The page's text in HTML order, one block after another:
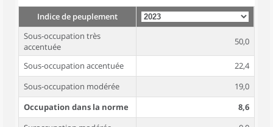
Indice de peuplement
Sous-occupation très
accentuée
50,0
Sous-occupation accentuée
22,4
Sous-occupation modérée
19,0
Occupation dans la norme
8,6